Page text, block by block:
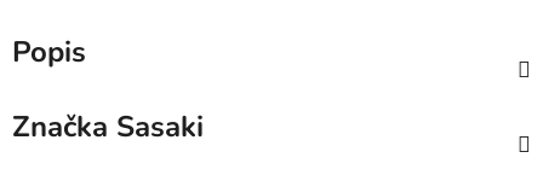
Popis
Značka Sasaki